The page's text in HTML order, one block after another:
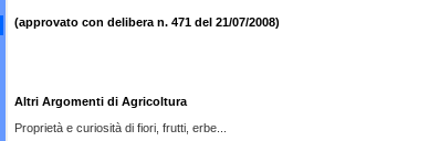
(approvato con delibera n. 471 del 21/07/2008)
Altri Argomenti di Agricoltura
Proprietà e curiosità di fiori, frutti, erbe...